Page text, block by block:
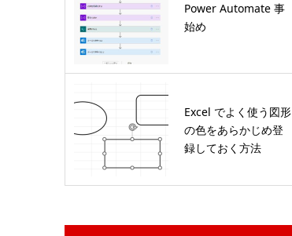
Power Automate 事
始め
Excel でよく使う図形
の色をあらかじめ登
録しておく方法